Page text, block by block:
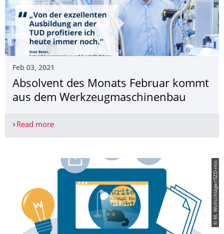
Feb 03, 2021
Absolvent des Monats Februar kommt
aus dem Werkzeugmaschinen­bau
Read moreAbsolvent des Monats Februar kommt aus dem
© M. Wollschläger/SZD-mix